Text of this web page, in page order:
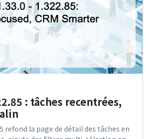
: tâches recentrées,
refond la page de détail des tâches en